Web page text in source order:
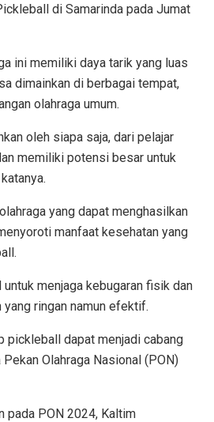
di Samarinda pada Jumat
ini memiliki daya tarik yang luas
dimainkan di berbagai tempat,
olahraga umum.
oleh siapa saja, dari pelajar
memiliki potensi besar untuk
yang dapat menghasilkan
manfaat kesehatan yang
menjaga kebugaran fisik dan
ringan namun efektif.
pickleball dapat menjadi cabang
Olahraga Nasional (PON)
pada PON 2024, Kaltim